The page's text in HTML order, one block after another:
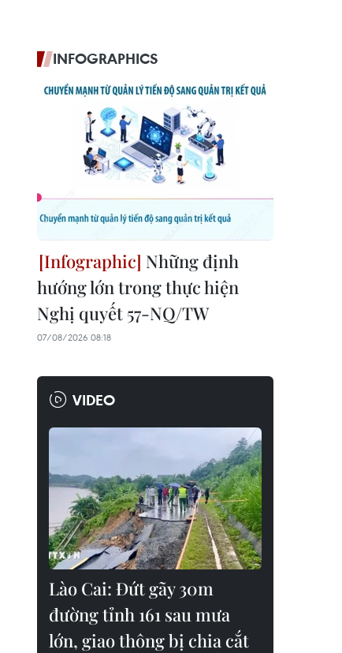
INFOGRAPHICS
Những định
hướng lớn trong thực hiện
Nghị quyết 57-NQ/TW
07/08/2026 08:18
VIDEO
Lào Cai: Đứt gãy 30m
đường tỉnh 161 sau mưa
lớn, giao thông bị chia cắt